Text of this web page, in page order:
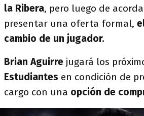
la Ribera, pero luego de
presentar una oferta formal,
cambio de un jugador.
Brian Aguirre jugará los
Estudiantes en condición de
cargo con una opción de